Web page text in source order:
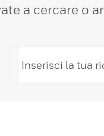
a cercare o